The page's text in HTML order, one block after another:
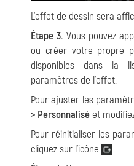
L'effet de dessin sera
Étape 3. Vous pouvez
ou créer votre propre
disponibles dans la
paramètres de l'effet.
Pour ajuster les
> Personnalisé et
Pour réinitialiser les
cliquez sur l'icône
.